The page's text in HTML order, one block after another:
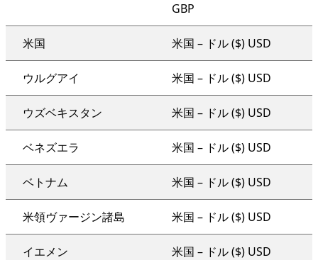
GBP
米国 米国 – ドル ($) USD
ウルグアイ 米国 – ドル ($) USD
ウズベキスタン 米国 – ドル ($) USD
ベネズエラ 米国 – ドル ($) USD
ベトナム 米国 – ドル ($) USD
米領ヴァージン諸島 米国 – ドル ($) USD
イエメン 米国 – ドル ($) USD